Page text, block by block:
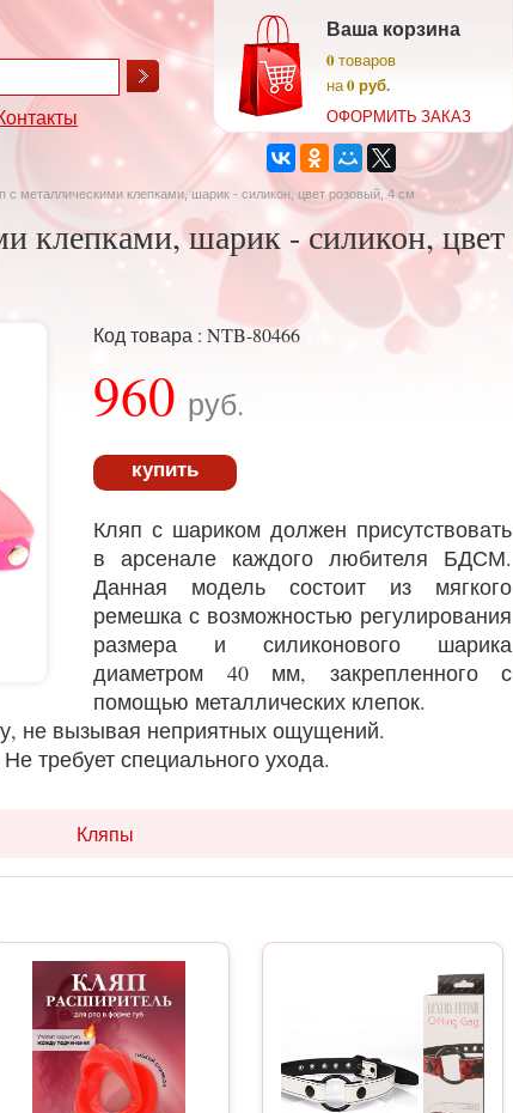
Ваша корзина
0товаров
на0 руб.
ОФОРМИТЬ ЗАКАЗ
с металлическими клепками, шарик - силикон, цвет розовый, 4 см
клепками, шарик - силикон, цвет
Код товара : NTB-80466
960 руб.
купить
Кляп с шариком должен присутствовать
в арсенале каждого любителя БДСМ.
Данная модель состоит из мягкого
ремешка с возможностью регулирования
размера и силиконового шарика
диаметром 40 мм, закрепленного с
помощью металлических клепок.
не вызывая неприятных ощущений.
требует специального ухода.
Кляпы